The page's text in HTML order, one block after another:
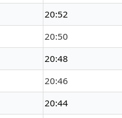
20:52
20:50
20:48
20:46
20:44